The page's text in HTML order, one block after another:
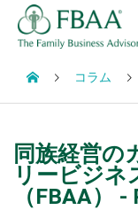
コラム
同族経営の
リービジネ
（FBAA）